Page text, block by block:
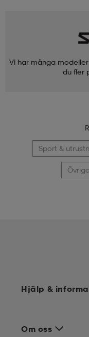
Vi har många
du fler
Sport &
Hjälp &
Om oss